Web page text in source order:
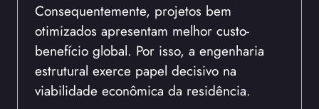
Consequentemente, projetos bem
otimizados apresentam melhor custo-
benefício global. Por isso, a engenharia
estrutural exerce papel decisivo na
viabilidade econômica da residência.